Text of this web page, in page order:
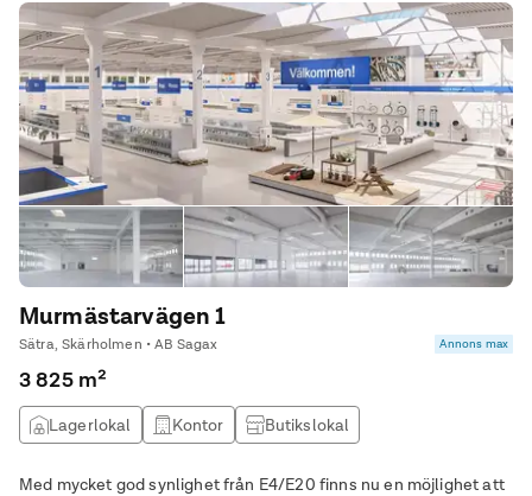
Murmästarvägen 1
Sätra, Skärholmen • AB Sagax Annons max
3 825 m²
Lagerlokal Kontor
Butikslokal
Med mycket god synlighet från E4/E20 finns nu en möjlighet att